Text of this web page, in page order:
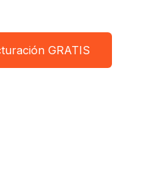
GRATIS